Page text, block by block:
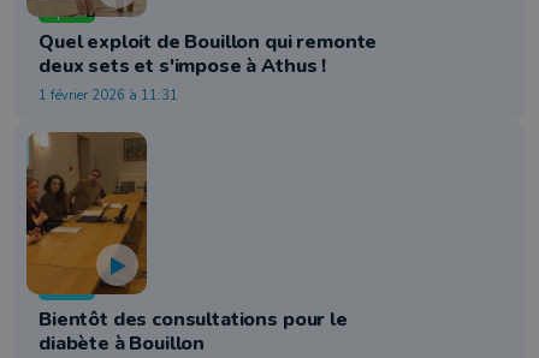
Sport
Quel exploit de Bouillon qui remonte
deux sets et s'impose à Athus !
1 février 2026 à 11:31
Santé
Bientôt des consultations pour le
diabète à Bouillon